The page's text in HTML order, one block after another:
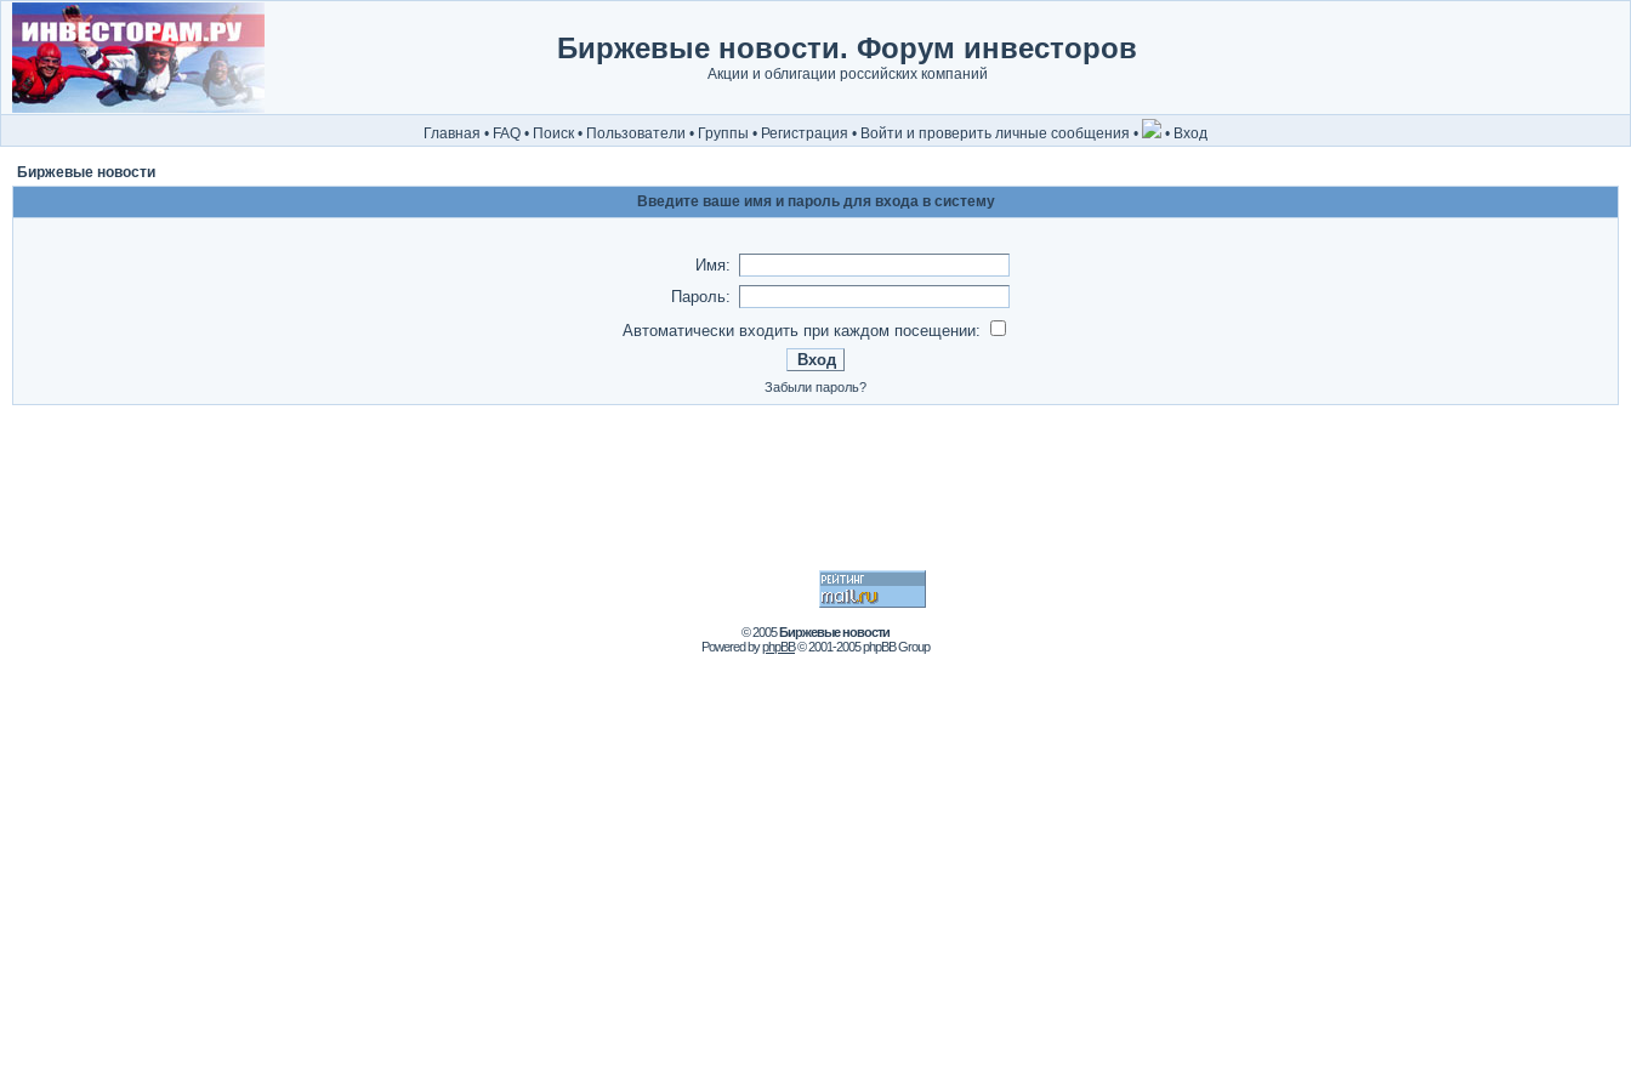
Биржевые новости. Форум инвесторов
Акции и облигации российских компаний
Главная • FAQ • Поиск • Пользователи • Группы • Регистрация • Войти и проверить личные сообщения • • Вход
Биржевые новости
Введите ваше имя и пароль для входа в систему
Имя:
Пароль:
Автоматически входить при каждом посещении:
Забыли пароль?
© 2005Биржевые новости
Powered byphpBB© 2001-2005 phpBB Group